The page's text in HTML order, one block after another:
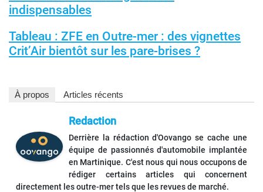
indispensables
Tableau : ZFE en Outre-mer : des vignettes
Crit’Air bientôt sur les pare-brises ?
À propos Articles récents
Redaction
Derrière la rédaction d'Oovango se cache une
équipe de passionnés d'automobile implantée
en Martinique. C'est nous qui nous occupons de
rédiger certains articles qui concernent
directement les outre-mer tels que les revues de marché.